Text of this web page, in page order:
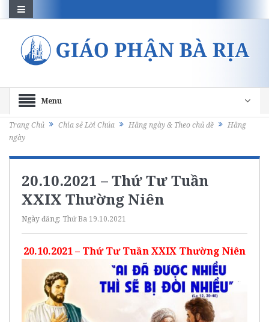
Menu
Trang Chủ Chia sẻ Lời Chúa Hằng ngày & Theo chủ đề
Hằng
ngày
20.10.2021 – Thứ Tư Tuần
XXIX Thường Niên
Ngày đăng: Thứ Ba 19.10.2021
20.10.2021 – Thứ Tư Tuần XXIX Thường Niên